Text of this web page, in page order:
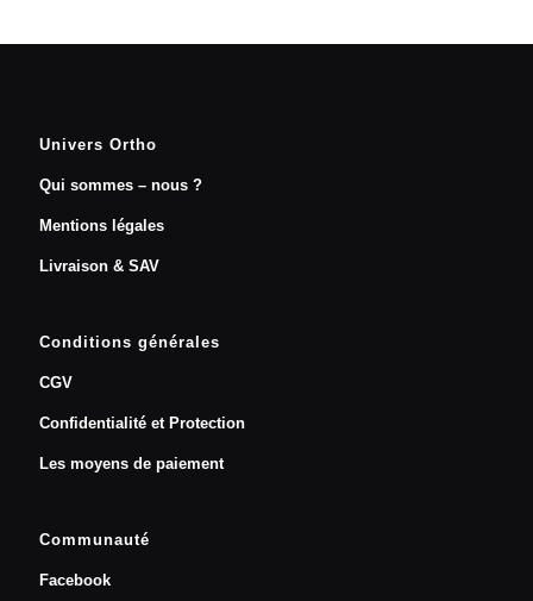
Univers Ortho
Qui sommes – nous ?
Mentions légales
Livraison & SAV
Conditions générales
CGV
Confidentialité et Protection
Les moyens de paiement
Communauté
Facebook